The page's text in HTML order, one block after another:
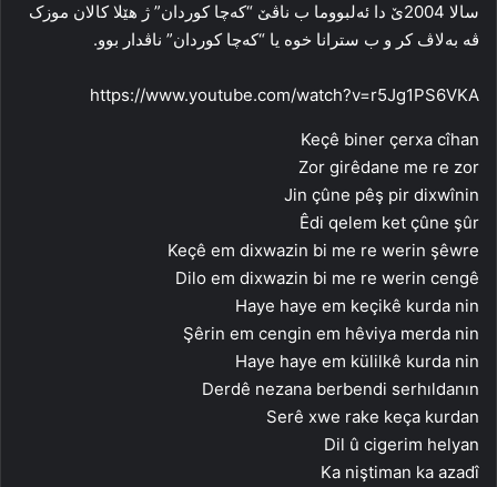
سالا 2004ێ دا ئەلبووما ب ناڤێ “که‌چا کوردان” ژ هێلا کالان موزک
ڤه‌ به‌لاڤ کر و ب سترانا خوه‌ یا “که‌چا کوردان” ناڤدار بوو.
https://www.youtube.com/watch?v=r5Jg1PS6VKA
Keçê biner çerxa cîhan
Zor girêdane me re zor
Jin çûne pêş pir dixwînin
Êdi qelem ket çûne şûr
Keçê em dixwazin bi me re werin şêwre
Dilo em dixwazin bi me re werin cengê
Haye haye em keçikê kurda nin
Şêrin em cengin em hêviya merda nin
Haye haye em külilkê kurda nin
Derdê nezana berbendi serhıldanın
Serê xwe rake keça kurdan
Dil û cigerim helyan
Ka niştiman ka azadî